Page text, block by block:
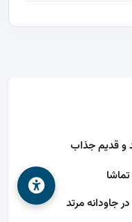
جاودانه مرتد